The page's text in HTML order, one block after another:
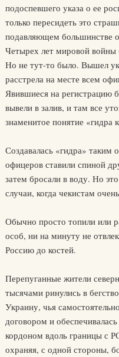
подоспевшего указа о ее
только пересидеть это
подавляющем большинстве о
Четырех лет мировой войны
Но не тут-то было. Вышел
расстрела на месте всем
Явившиеся на регистрацию
вывели в залив, и там все
знаменитое понятие «гидра
Создавалась «гидра» таким
офицеров ставили спиной
затем бросали в воду. Но
случаи, когда чекистам
Обычно просто топили или
особ, ни на минуту не
Россию до костей.
Перепуганные жители
тысячами ринулись в
Украину, чья
договором и
кордоном вдоль границы с
охраняя, с одной стороны,